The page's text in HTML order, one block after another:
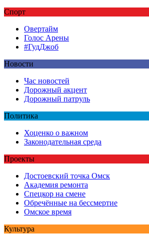
Спорт
Овертайм
Голос Арены
#ГудДжоб
Новости
Час новостей
Дорожный акцент
Дорожный патруль
Политика
Хоценко о важном
Законодательная среда
Проекты
Достоевский точка Омск
Академия ремонта
Спецкор на смене
Обречённые на бессмертие
Омское время
Культура